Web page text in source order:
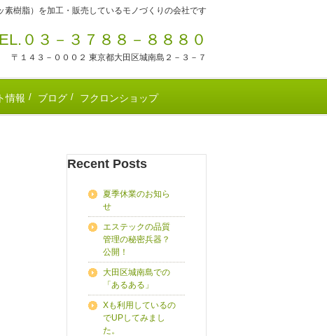
素樹脂）を加工・販売しているモノづくりの会社です
０３－３７８８－８８８０
〒１４３－０００２ 東京都大田区城南島２－３－７
情報 ブログ フクロンショップ
Recent Posts
夏季休業のお知ら
せ
エステックの品質
管理の秘密兵器？
公開！
大田区城南島での
「あるある」
Xも利用しているの
でUPしてみまし
た。